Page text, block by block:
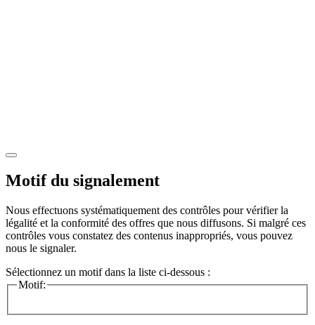
Motif du signalement
Nous effectuons systématiquement des contrôles pour vérifier la
légalité et la conformité des offres que nous diffusons. Si malgré ces
contrôles vous constatez des contenus inappropriés, vous pouvez
nous le signaler.
Sélectionnez un motif dans la liste ci-dessous :
Motif: